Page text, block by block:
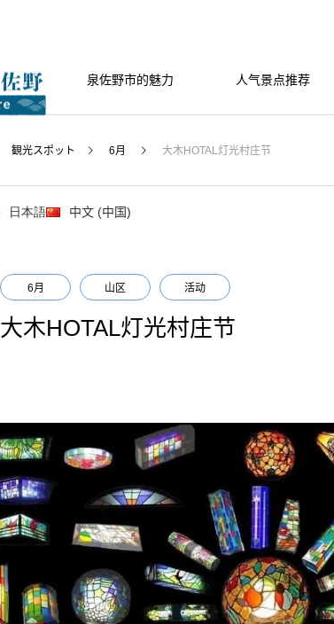
泉佐野市的魅力 人气景点推荐
観光スポット 6月 大木HOTAL灯光村庄节
日本語 中文 (中国)
6月 山区 活动
大木HOTAL灯光村庄节